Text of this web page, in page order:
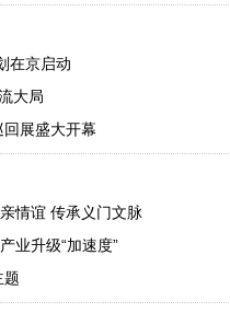
在京启动
大局
展盛大开幕
情谊 传承义门文脉
业升级“加速度”
题